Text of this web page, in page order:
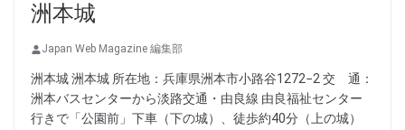
洲本城
Japan Web Magazine 編集部
洲本城 洲本城 所在地：兵庫県洲本市小路谷1272−2 交 通：
洲本バスセンターから淡路交通・由良線 由良福祉センター
行きで「公園前」下車（下の城）、徒歩約40分（上の城）